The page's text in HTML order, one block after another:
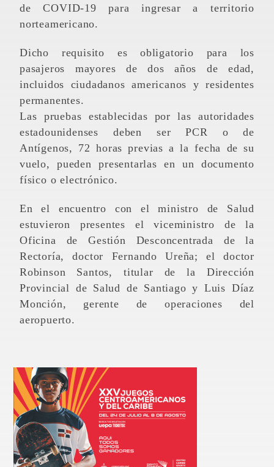
de COVID-19 para ingresar a territorio
norteamericano.
Dicho requisito es obligatorio para los
pasajeros mayores de dos años de edad,
incluidos ciudadanos americanos y residentes
permanentes.
Las pruebas establecidas por las autoridades
estadounidenses deben ser PCR o de
Antígenos, 72 horas previas a la fecha de su
vuelo, pueden presentarlas en un documento
físico o electrónico.
En el encuentro con el ministro de Salud
estuvieron presentes el viceministro de la
Oficina de Gestión Desconcentrada de la
Rectoría, doctor Fernando Ureña; el doctor
Robinson Santos, titular de la Dirección
Provincial de Salud de Santiago y Luis Díaz
Monción, gerente de operaciones del
aeropuerto.